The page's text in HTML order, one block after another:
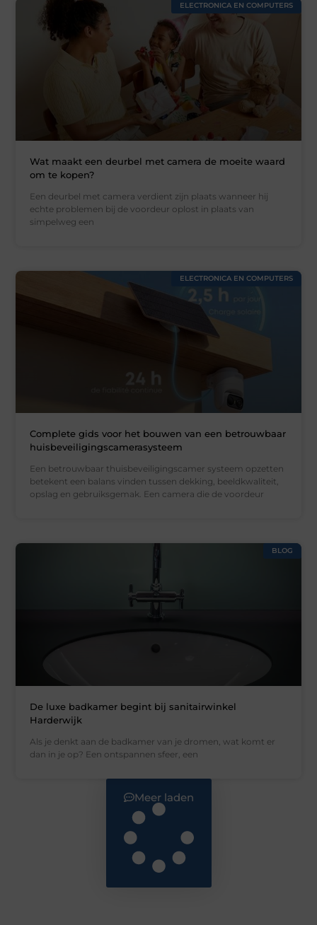
ELECTRONICA EN COMPUTERS
Wat maakt een deurbel met camera de moeite waard
om te kopen?
Een deurbel met camera verdient zijn plaats wanneer hij
echte problemen bij de voordeur oplost in plaats van
simpelweg een
ELECTRONICA EN COMPUTERS
Complete gids voor het bouwen van een betrouwbaar
huisbeveiligingscamerasysteem
Een betrouwbaar thuisbeveiligingscamer systeem opzetten
betekent een balans vinden tussen dekking, beeldkwaliteit,
opslag en gebruiksgemak. Een camera die de voordeur
BLOG
De luxe badkamer begint bij sanitairwinkel
Harderwijk
Als je denkt aan de badkamer van je dromen, wat komt er
dan in je op? Een ontspannen sfeer, een
Meer laden